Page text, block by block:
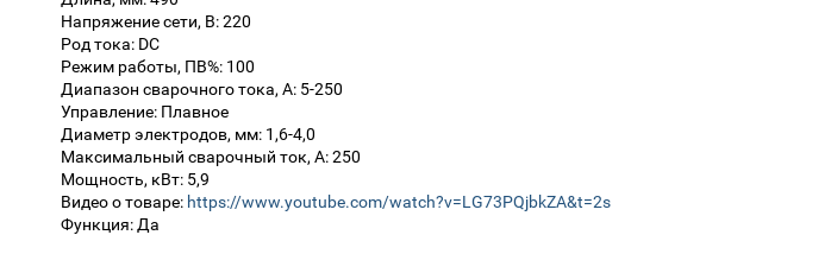
Напряжение сети, В: 220
Род тока: DC
Режим работы, ПВ%: 100
Диапазон сварочного тока, А: 5-250
Управление: Плавное
Диаметр электродов, мм: 1,6-4,0
Максимальный сварочный ток, А: 250
Мощность, кВт: 5,9
Видео о товаре: https://www.youtube.com/watch?v=LG73PQjbkZA&t=2s
Функция: Да